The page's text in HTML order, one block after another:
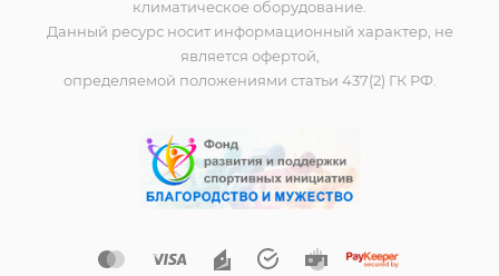
климатическое оборудование.
Данный ресурс носит информационный характер, не
является офертой,
определяемой положениями статьи 437(2) ГК РФ.